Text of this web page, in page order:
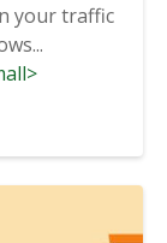
your traffic